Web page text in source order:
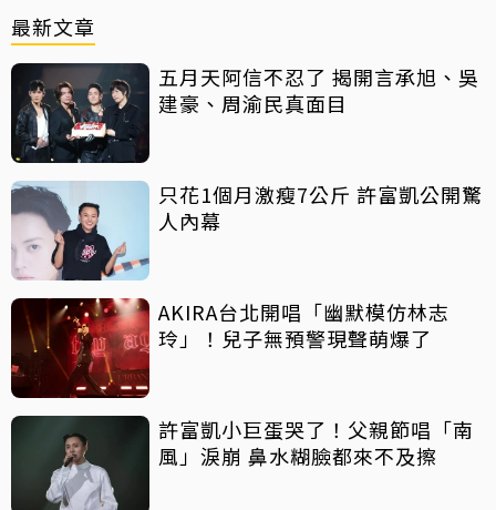
最新文章
五月天阿信不忍了 揭開言承旭、吳
建豪、周渝民真面目
只花1個月激瘦7公斤 許富凱公開驚
人內幕
AKIRA台北開唱「幽默模仿林志
玲」！兒子無預警現聲萌爆了
許富凱小巨蛋哭了！父親節唱「南
風」淚崩 鼻水糊臉都來不及擦